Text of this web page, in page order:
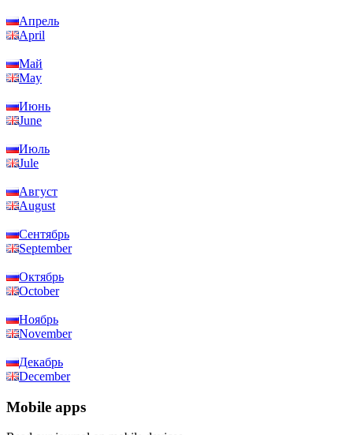
Апрель
April
Май
May
Июнь
June
Июль
Jule
Август
August
Сентябрь
September
Октябрь
October
Ноябрь
November
Декабрь
December
Mobile apps